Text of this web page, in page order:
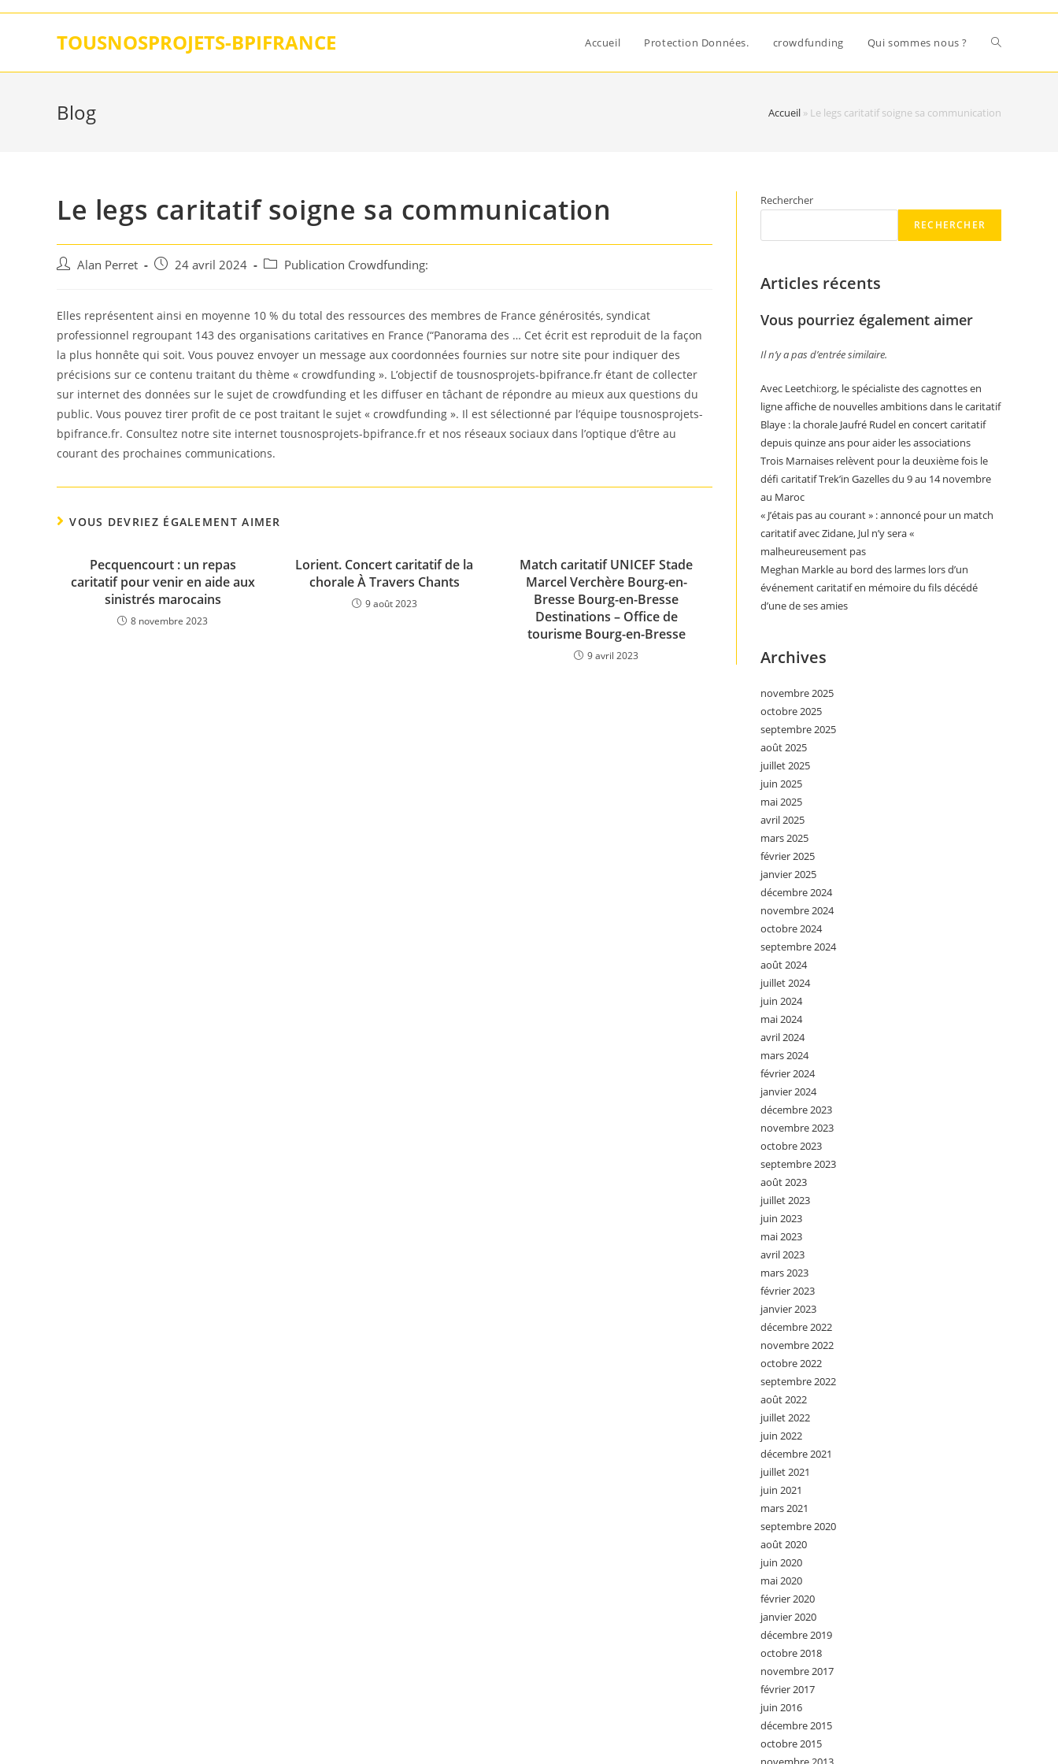
Skip
TOUSNOSPROJETS-BPIFRANCE Accueil Protection Données. crowdfunding Qui sommes nous ?
Blog Accueil » Le legs caritatif soigne sa communication
Le legs caritatif soigne sa communication
Auteur/autrice
publication :
Alan Perret
Post 24 avril 2024
Post Publication Crowdfunding:
Elles représentent ainsi en moyenne 10 % du total des ressources des membres de France générosités, syndicat
professionnel regroupant 143 des organisations caritatives en France (“Panorama des … Cet écrit est reproduit de la façon
la plus honnête qui soit. Vous pouvez envoyer un message aux coordonnées fournies sur notre site pour indiquer des
précisions sur ce contenu traitant du thème « crowdfunding ». L’objectif de tousnosprojets-bpifrance.fr étant de collecter
sur internet des données sur le sujet de crowdfunding et les diffuser en tâchant de répondre au mieux aux questions du
public. Vous pouvez tirer profit de ce post traitant le sujet « crowdfunding ». Il est sélectionné par l’équipe tousnosprojets-
bpifrance.fr. Consultez notre site internet tousnosprojets-bpifrance.fr et nos réseaux sociaux dans l’optique d’être au
courant des prochaines communications.
VOUS DEVRIEZ ÉGALEMENT AIMER
Pecquencourt : un repas
caritatif pour venir en aide aux
sinistrés marocains
8 novembre 2023
Lorient. Concert caritatif de la
chorale À Travers Chants
9 août 2023
Match caritatif UNICEF Stade
Marcel Verchère Bourg-en-
Bresse Bourg-en-Bresse
Destinations – Office de
tourisme Bourg-en-Bresse
9 avril 2023
Rechercher
RECHERCHER
Articles récents
Vous pourriez également aimer
Il n’y a pas d’entrée similaire.
Avec Leetchi:org, le spécialiste des cagnottes en
ligne affiche de nouvelles ambitions dans le caritatif
Blaye : la chorale Jaufré Rudel en concert caritatif
depuis quinze ans pour aider les associations
Trois Marnaises relèvent pour la deuxième fois le
défi caritatif Trek’in Gazelles du 9 au 14 novembre
au Maroc
« J’étais pas au courant » : annoncé pour un match
caritatif avec Zidane, Jul n’y sera «
malheureusement pas
Meghan Markle au bord des larmes lors d’un
événement caritatif en mémoire du fils décédé
d’une de ses amies
Archives
novembre 2025
octobre 2025
septembre 2025
août 2025
juillet 2025
juin 2025
mai 2025
avril 2025
mars 2025
février 2025
janvier 2025
décembre 2024
novembre 2024
octobre 2024
septembre 2024
août 2024
juillet 2024
juin 2024
mai 2024
avril 2024
mars 2024
février 2024
janvier 2024
décembre 2023
novembre 2023
octobre 2023
septembre 2023
août 2023
juillet 2023
juin 2023
mai 2023
avril 2023
mars 2023
février 2023
janvier 2023
décembre 2022
novembre 2022
octobre 2022
septembre 2022
août 2022
juillet 2022
juin 2022
décembre 2021
juillet 2021
juin 2021
mars 2021
septembre 2020
août 2020
juin 2020
mai 2020
février 2020
janvier 2020
décembre 2019
octobre 2018
novembre 2017
février 2017
juin 2016
décembre 2015
octobre 2015